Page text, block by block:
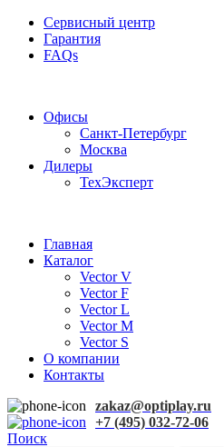
Сервисный центр
Гарантия
FAQs
Офисы
Санкт-Петербург
Москва
Дилеры
ТехЭксперт
Главная
Каталог
Vector V
Vector F
Vector L
Vector M
Vector S
О компании
Контакты
zakaz@optiplay.ru
+7 (495) 032-72-06
Поиск